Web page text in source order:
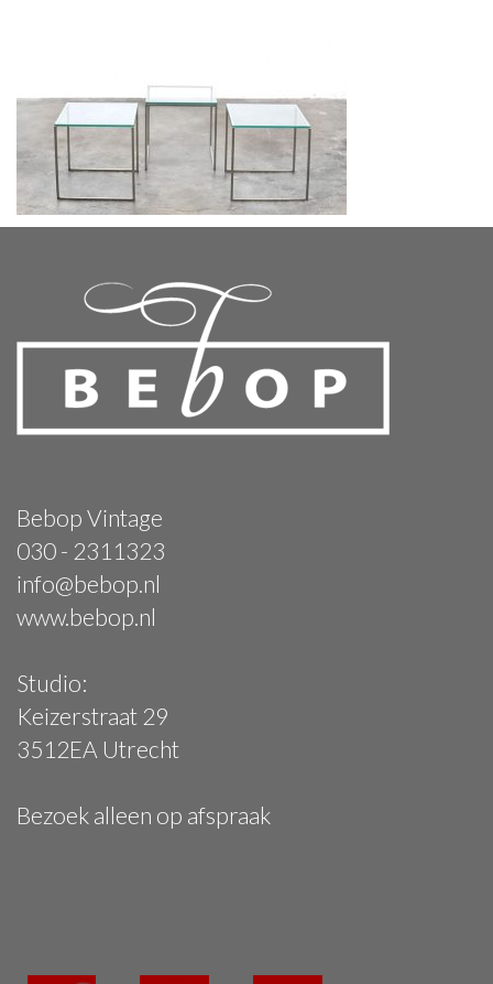
Bebop Vintage
030 - 2311323
info@bebop.nl
www.bebop.nl
Studio:
Keizerstraat 29
3512EA Utrecht
Bezoek alleen op afspraak